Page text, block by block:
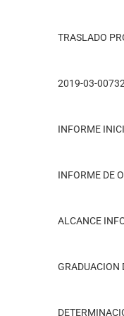
TRASLADO
2019-03-
INFORME
INFORME DE
ALCANCE
GRADUACION